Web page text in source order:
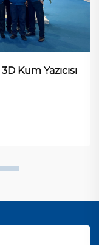
Kum Yazıcısı